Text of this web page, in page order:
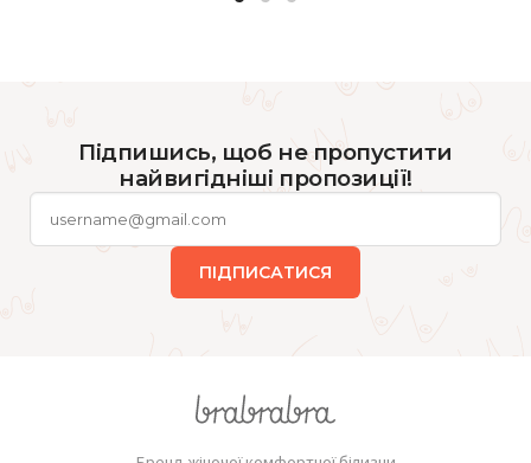
Підпишись, щоб не пропустити
найвигідніші пропозиції!
ПІДПИСАТИСЯ